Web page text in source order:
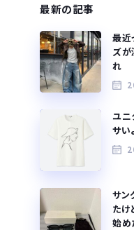
最新の記事
最近
ズが
れ
ユニ
サい
サン
たけ
始め